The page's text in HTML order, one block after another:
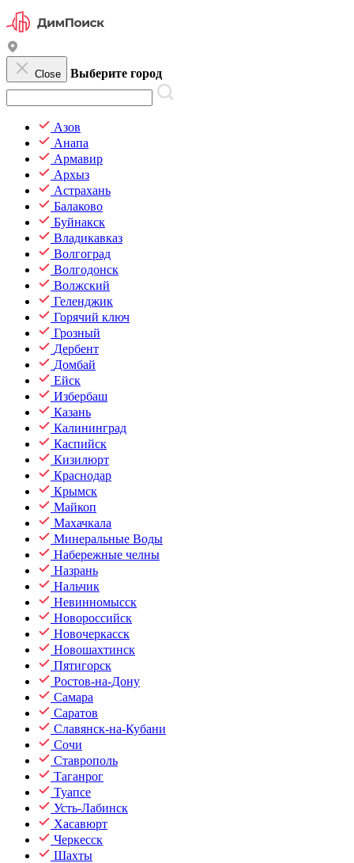
Close Выберите город
Азов
Анапа
Армавир
Архыз
Астрахань
Балаково
Буйнакск
Владикавказ
Волгоград
Волгодонск
Волжский
Геленджик
Горячий ключ
Грозный
Дербент
Домбай
Ейск
Избербаш
Казань
Калининград
Каспийск
Кизилюрт
Краснодар
Крымск
Майкоп
Махачкала
Минеральные Воды
Набережные челны
Назрань
Нальчик
Невинномысск
Новороссийск
Новочеркасск
Новошахтинск
Пятигорск
Ростов-на-Дону
Самара
Саратов
Славянск-на-Кубани
Сочи
Ставрополь
Таганрог
Туапсе
Усть-Лабинск
Хасавюрт
Черкесск
Шахты